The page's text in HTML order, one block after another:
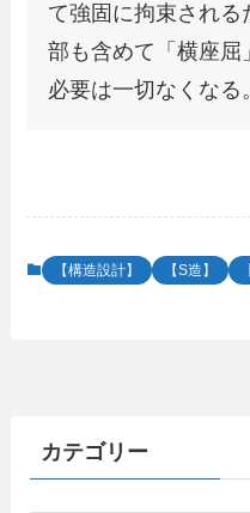
て強固に拘束され
部も含めて「横座屈
必要は一切なくなる
【構造設計】 【S造】
カテゴリー